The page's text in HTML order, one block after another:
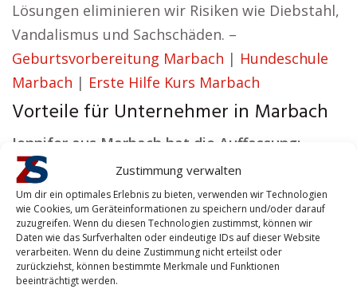
Zustimmung verwalten
Um dir ein optimales Erlebnis zu bieten, verwenden wir Technologien
wie Cookies, um Geräteinformationen zu speichern und/oder darauf
zuzugreifen. Wenn du diesen Technologien zustimmst, können wir
Daten wie das Surfverhalten oder eindeutige IDs auf dieser Website
verarbeiten. Wenn du deine Zustimmung nicht erteilst oder
zurückziehst, können bestimmte Merkmale und Funktionen
beeinträchtigt werden.
Lösungen eliminieren wir Risiken wie Diebstahl,
Vandalismus und Sachschäden. –
Geburtsvorbereitung Marbach | Hundeschule
Marbach | Erste Hilfe Kurs Marbach
Vorteile für Unternehmer in Marbach
Jennifer aus Marbach hat die Auffassung:
Unser Ziel ist es, Lösungen zu schaffen, die
sowohl effektiv arbeiten als auch Vertrauen
aufbauen.
Ob es um Ihre persönliche Sicherheit oder den
Schutz Ihres Hauses geht – unsere Lösungen